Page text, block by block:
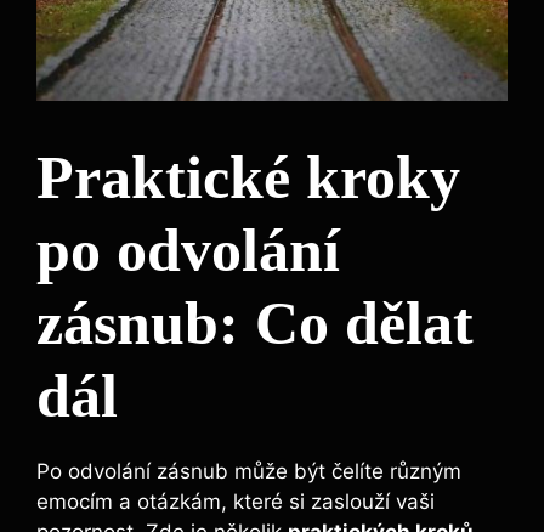
Praktické kroky
po odvolání
zásnub: Co dělat
dál
Po odvolání zásnub může být čelíte různým
emocím a otázkám, které si zaslouží vaši